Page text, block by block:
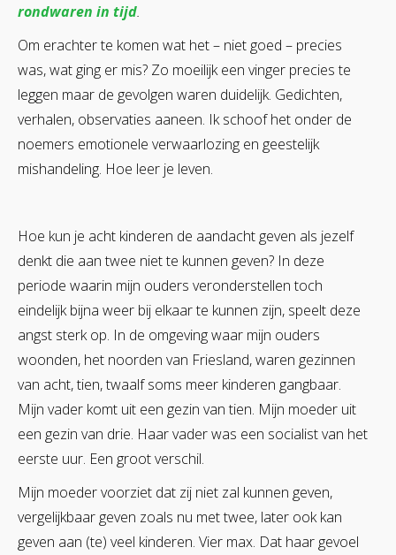
rondwaren in tijd.
Om erachter te komen wat het – niet goed – precies
was, wat ging er mis? Zo moeilijk een vinger precies te
leggen maar de gevolgen waren duidelijk. Gedichten,
verhalen, observaties aaneen. Ik schoof het onder de
noemers emotionele verwaarlozing en geestelijk
mishandeling. Hoe leer je leven.
Hoe kun je acht kinderen de aandacht geven als jezelf
denkt die aan twee niet te kunnen geven? In deze
periode waarin mijn ouders veronderstellen toch
eindelijk bijna weer bij elkaar te kunnen zijn, speelt deze
angst sterk op. In de omgeving waar mijn ouders
woonden, het noorden van Friesland, waren gezinnen
van acht, tien, twaalf soms meer kinderen gangbaar.
Mijn vader komt uit een gezin van tien. Mijn moeder uit
een gezin van drie. Haar vader was een socialist van het
eerste uur. Een groot verschil.
Mijn moeder voorziet dat zij niet zal kunnen geven,
vergelijkbaar geven zoals nu met twee, later ook kan
geven aan (te) veel kinderen. Vier max. Dat haar gevoel